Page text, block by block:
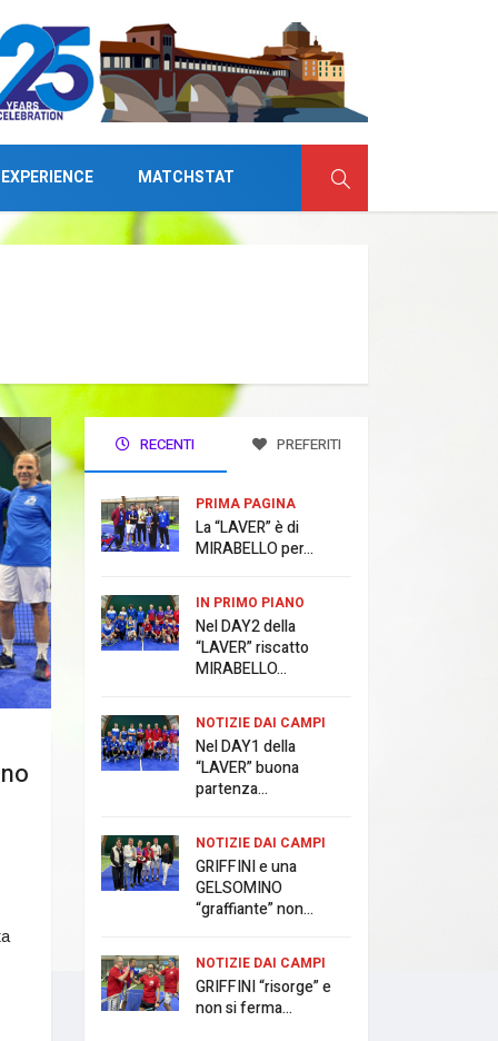
MATCHSTAT
RECENTI PREFERITI
PRIMA PAGINA
La “LAVER” è di
MIRABELLO per...
IN PRIMO PIANO
Nel DAY2 della
“LAVER” riscatto
MIRABELLO...
NOTIZIE DAI CAMPI
Nel DAY1 della
“LAVER” buona
partenza...
NOTIZIE DAI CAMPI
GRIFFINI e una
GELSOMINO
“graffiante” non...
NOTIZIE DAI CAMPI
GRIFFINI “risorge” e
non si ferma...